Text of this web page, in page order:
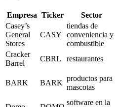
Empresa Ticker Sector
Casey’s
General
Stores
CASY
tiendas de
conveniencia y
combustible
Cracker
Barrel
CBRL restaurantes
BARK BARK
productos para
mascotas
software en la